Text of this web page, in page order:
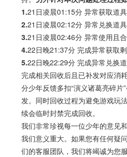
1.21日凌晨01:15分 异常获取道
2.21日凌晨02:12分 异常兑换道
3.21日凌晨02:46分 异常使用且
4.22日晚21:37分 完成异常获取
5.22日晚22:29分 完成异常兑换
完成相关回收后且已补发对应消
分少年反馈多扣“演义诸葛亮碎片
发。同时回收过程为避免游戏玩
续会临时封禁完成回收。
我们非常珍视每一位少年的意见
我们意义重大。如果您有任何疑
们的客服团队，我们将竭诚为您